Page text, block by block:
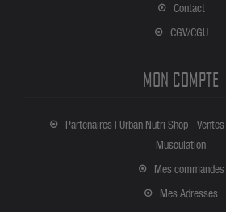
Contact
CGV/CGU
MON COMPTE
Partenaires | Urban Nutri Shop -
Musculation
Mes commandes
Mes Adresses